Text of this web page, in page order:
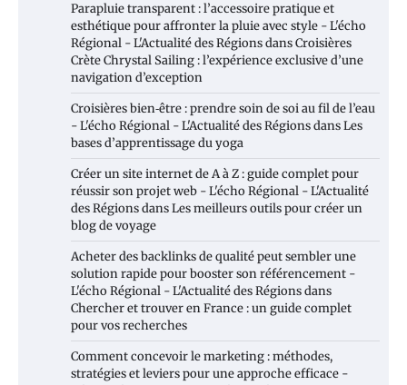
Parapluie transparent : l’accessoire pratique et
esthétique pour affronter la pluie avec style - L'écho
Régional - L'Actualité des RégionsdansCroisières
Crète Chrystal Sailing : l’expérience exclusive d’une
navigation d’exception
Croisières bien‑être : prendre soin de soi au fil de l’eau
- L'écho Régional - L'Actualité des RégionsdansLes
bases d’apprentissage du yoga
Créer un site internet de A à Z : guide complet pour
réussir son projet web - L'écho Régional - L'Actualité
des RégionsdansLes meilleurs outils pour créer un
blog de voyage
Acheter des backlinks de qualité peut sembler une
solution rapide pour booster son référencement -
L'écho Régional - L'Actualité des Régionsdans
Chercher et trouver en France : un guide complet
pour vos recherches
Comment concevoir le marketing : méthodes,
stratégies et leviers pour une approche efficace -